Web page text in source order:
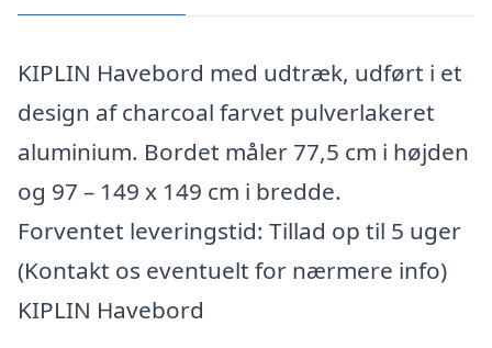
KIPLIN Havebord med udtræk, udført i et
design af charcoal farvet pulverlakeret
aluminium. Bordet måler 77,5 cm i højden
og 97 – 149 x 149 cm i bredde.
Forventet leveringstid: Tillad op til 5 uger
(Kontakt os eventuelt for nærmere info)
KIPLIN Havebord